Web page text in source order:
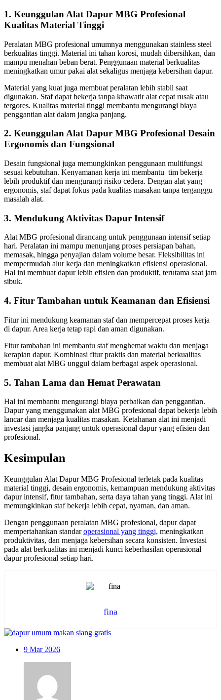
1. Keunggulan Alat Dapur MBG Profesional
Kualitas Material Tinggi
Peralatan MBG profesional umumnya menggunakan stainless steel
berkualitas tinggi. Material ini tahan korosi, mudah dibersihkan, dan
mampu menahan beban berat. Penggunaan material berkualitas
meningkatkan umur pakai alat sekaligus menjaga kebersihan dapur.
Material yang kuat juga membuat peralatan lebih stabil saat
digunakan. Staf dapat bekerja tanpa khawatir alat cepat rusak atau
tergores. Kualitas material tinggi membantu mengurangi biaya
penggantian alat dalam jangka panjang.
2. Keunggulan Alat Dapur MBG Profesional Desain
Ergonomis dan Fungsional
Desain fungsional juga memungkinkan penggunaan multifungsi
sesuai kebutuhan. Kenyamanan kerja ini membantu tim bekerja
lebih produktif dan mengurangi risiko cedera. Dengan alat yang
ergonomis, staf dapat fokus pada kualitas masakan tanpa terganggu
masalah alat.
3. Mendukung Aktivitas Dapur Intensif
Alat MBG profesional dirancang untuk penggunaan intensif setiap
hari. Peralatan ini mampu menunjang proses persiapan bahan,
memasak, hingga penyajian dalam volume besar. Fleksibilitas ini
mempermudah alur kerja dan meningkatkan efisiensi operasional.
Hal ini membuat dapur lebih efisien dan produktif, terutama saat jam
sibuk.
4. Fitur Tambahan untuk Keamanan dan Efisiensi
Fitur ini mendukung keamanan staf dan mempercepat proses kerja
di dapur. Area kerja tetap rapi dan aman digunakan.
Fitur tambahan ini membantu staf menghemat waktu dan menjaga
kerapian dapur. Kombinasi fitur praktis dan material berkualitas
membuat alat MBG unggul dalam berbagai aspek operasional.
5. Tahan Lama dan Hemat Perawatan
Hal ini membantu mengurangi biaya perbaikan dan penggantian.
Dapur yang menggunakan alat MBG profesional dapat bekerja lebih
lancar dan menjaga kualitas masakan. Ketahanan alat ini menjadi
investasi jangka panjang untuk operasional dapur yang efisien dan
profesional.
Kesimpulan
Keunggulan Alat Dapur MBG Profesional terletak pada kualitas
material tinggi, desain ergonomis, kemampuan mendukung aktivitas
dapur intensif, fitur tambahan, serta daya tahan yang tinggi. Alat ini
memungkinkan staf bekerja lebih cepat, nyaman, dan aman.
Dengan penggunaan peralatan MBG profesional, dapur dapat
mempertahankan standaroperasional yang tinggi, meningkatkan
produktivitas, dan menjaga kebersihan secara konsisten. Investasi
pada alat berkualitas ini menjadi kunci keberhasilan operasional
dapur profesional setiap hari.
fina
9 Mar 2026